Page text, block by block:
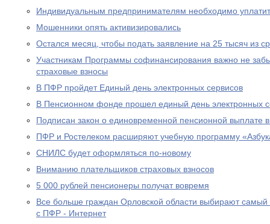
Индивидуальным предпринимателям необходимо
Мошенники опять активизировались
Остался месяц, чтобы подать заявление на 25 тысяч из
Участникам Программы софинансирования важно не
страховые взносы
В ПФР пройдет Единый день электронных сервисов
В Пенсионном фонде прошел единый день электронных
Подписан закон о единовременной пенсионной выплате
ПФР и Ростелеком расширяют учебную программу
СНИЛС будет оформляться по-новому
Вниманию плательщиков страховых взносов
5 000 рублей пенсионеры получат вовремя
Все больше граждан Орловской области выбирают
с ПФР - Интернет